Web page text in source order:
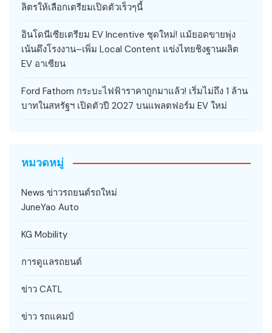
ลิตรให้เลือกเตรียมเปิดตัวเร็วๆนี้
อินโดนีเซียเตรียม EV Incentive ชุดใหม่! แม้ยอดขายพุ่ง
เน้นดึงโรงงาน–เพิ่ม Local Content แข่งไทยชิงฐานผลิต
EV อาเซียน
Ford Fathom กระบะไฟฟ้าราคาถูกมาแล้ว! เริ่มไม่ถึง 1 ล้าน
บาทในสหรัฐฯ เปิดตัวปี 2027 บนแพลตฟอร์ม EV ใหม่
หมวดหมู่
News ข่าวรถยนต์รถใหม่
JuneYao Auto
KG Mobility
การดูแลรถยนต์
ข่าว CATL
ข่าว รถแคมป์